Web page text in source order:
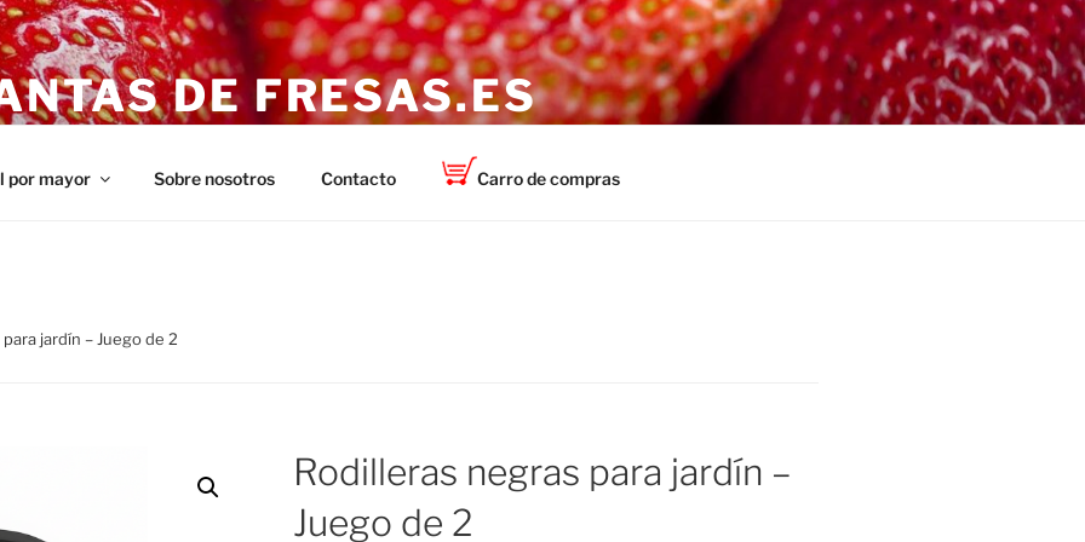
DE FRESAS.ES
por mayor Sobre nosotros Contacto Carro de compras
jardín – Juego de 2
Rodilleras negras para jardín –
Juego de 2